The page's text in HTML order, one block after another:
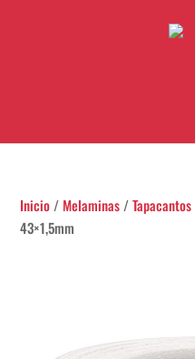
Inicio / Melaminas /Tapacantos
43×1,5mm